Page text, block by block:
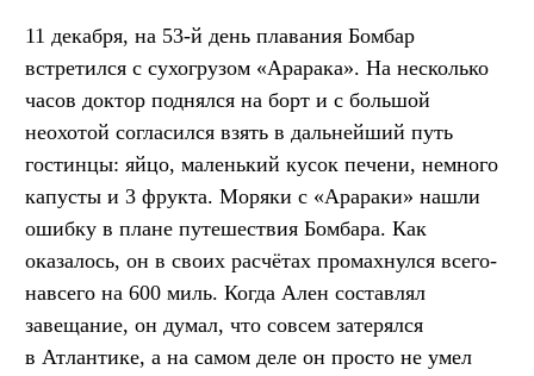
11 декабря, на 53-й день плавания Бомбар
встретился с сухогрузом «Арарака». На несколько
часов доктор поднялся на борт и с большой
неохотой согласился взять в дальнейший путь
гостинцы: яйцо, маленький кусок печени, немного
капусты и 3 фрукта. Моряки с «Арараки» нашли
ошибку в плане путешествия Бомбара. Как
оказалось, он в своих расчётах промахнулся всего-
навсего на 600 миль. Когда Ален составлял
завещание, он думал, что совсем затерялся
в Атлантике, а на самом деле он просто не умел